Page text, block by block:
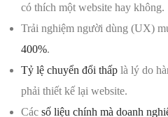
có thích một website hay không.
Trải nghiệm người dùng (UX)
400%.
Tỷ lệ chuyển đổi thấp là lý do
phải thiết kế lại website.
Các số liệu chính mà doanh